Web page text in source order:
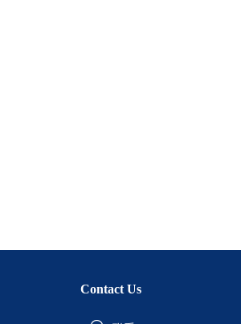
Contact Us